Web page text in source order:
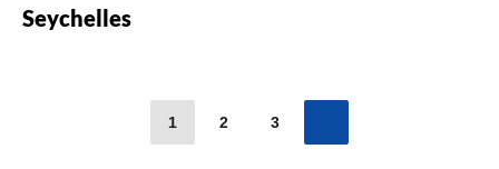
Seychelles
1 2 3